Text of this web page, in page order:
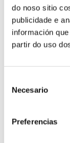
do noso sitio
publicidade e
información
partir do uso
Selection
Necesario
Preferencias